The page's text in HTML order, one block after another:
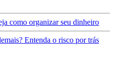
como organizar seu dinheiro
Entenda o risco por trás